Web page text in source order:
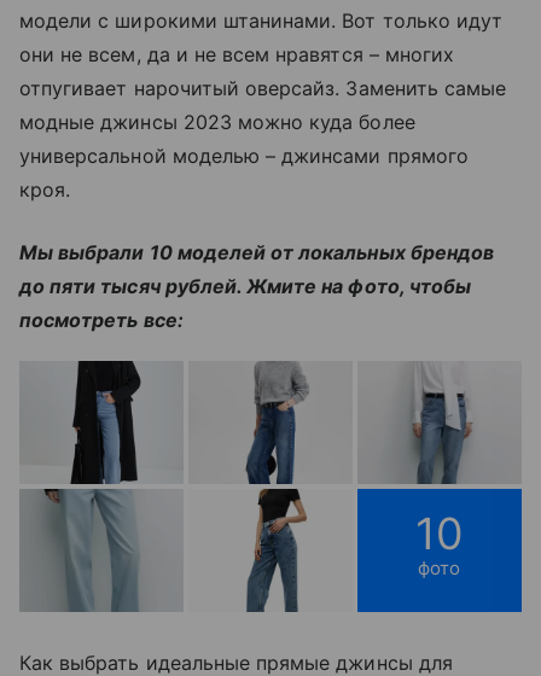
модели с широкими штанинами. Вот только идут
они не всем, да и не всем нравятся – многих
отпугивает нарочитый оверсайз. Заменить самые
модные джинсы 2023 можно куда более
универсальной моделью – джинсами прямого
кроя.
Мы выбрали 10 моделей от локальных брендов
до пяти тысяч рублей. Жмите на фото, чтобы
посмотреть все:
10
фото
Как выбрать идеальные прямые джинсы для